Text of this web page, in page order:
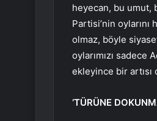
heyecan, bu umut,
Partisi’nin
olmaz, böyle
oylarımızı sadece
ekleyince bir
‘TÜRÜNE